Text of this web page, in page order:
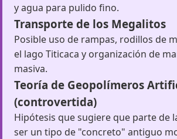
y agua para pulido fino.
Transporte de los Megalitos
Posible uso de rampas, rodillos de
el lago Titicaca y organización de
masiva.
Teoría de Geopolímeros
(controvertida)
Hipótesis que sugiere que parte de
ser un tipo de "concreto" antiguo